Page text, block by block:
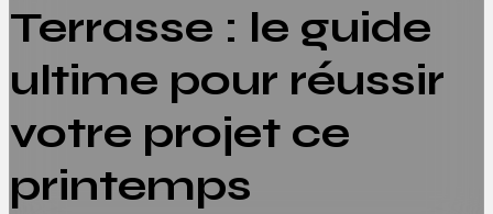
Terrasse : le guide
ultime pour réussir
votre projet ce
printemps